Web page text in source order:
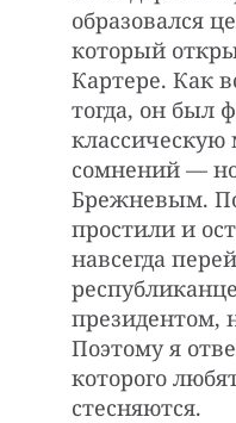
образовался
который
Картере. Как
тогда, он был
классическую
сомнений —
Брежневым.
простили и
навсегда
президентом,
Поэтому я
которого
стесняются.